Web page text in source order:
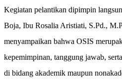
Kegiatan pelantikan dipimpin
Boja, Ibu Rosalia Aristiati, S.Pd.,
menyampaikan bahwa OSIS
kepemimpinan, tanggung jawab,
di bidang akademik maupun